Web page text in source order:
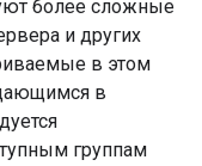
более сложные
и других
в этом
в
группам